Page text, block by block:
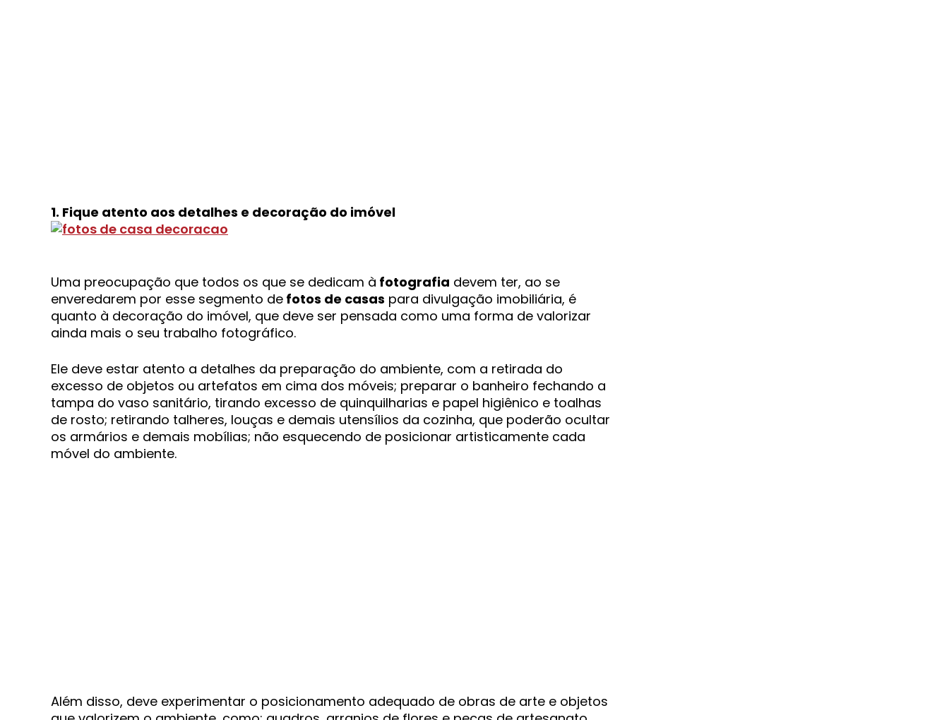
1. Fique atento aos detalhes e decoração do imóvel
Uma preocupação que todos os que se dedicam à fotografia devem ter, ao se
enveredarem por esse segmento de fotos de casas para divulgação imobiliária, é
quanto à decoração do imóvel, que deve ser pensada como uma forma de valorizar
ainda mais o seu trabalho fotográfico.
Ele deve estar atento a detalhes da preparação do ambiente, com a retirada do
excesso de objetos ou artefatos em cima dos móveis; preparar o banheiro fechando a
tampa do vaso sanitário, tirando excesso de quinquilharias e papel higiênico e toalhas
de rosto; retirando talheres, louças e demais utensílios da cozinha, que poderão ocultar
os armários e demais mobílias; não esquecendo de posicionar artisticamente cada
móvel do ambiente.
Além disso, deve experimentar o posicionamento adequado de obras de arte e objetos